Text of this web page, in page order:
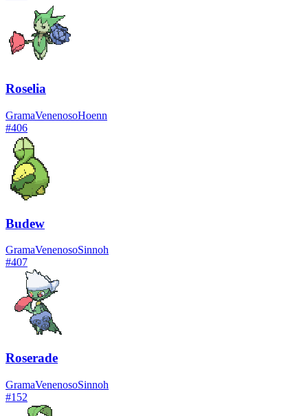
Roselia
GramaVenenosoHoenn
#406
Budew
GramaVenenosoSinnoh
#407
Roserade
GramaVenenosoSinnoh
#152